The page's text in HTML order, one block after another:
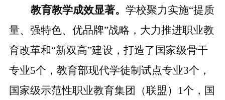
教育教学成效显著。 学校聚力实施“提质
量、强特色、优品牌”战略，大力推进职业教
育改革和“新双高”建设，打造了国家级骨干
专业5个，教育部现代学徒制试点专业3个，
国家级示范性职业教育集团（联盟）1个，国